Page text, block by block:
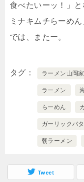
食べたいーッ！」
ミナキムチらーめ
では、またー。
タグ ラーメン山岡
ラーメン
らーめん
ガーリックバ
朝ラーメン
Tweet